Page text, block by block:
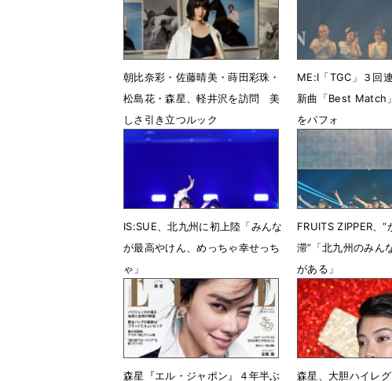
朝比奈彩・佐藤晴美・蒔田彩珠・
松島花・森星、軽井沢を訪問 美
しさ引き立つルック
5月28日 07時42分
ME:I「TGC」３回
新曲「Best Match
をパフォ
3月15日 13時18分
IS:SUE、北九州に初上陸「みんな
が最高やけん、めっちゃ幸せっち
ゃ」
10月13日 00時27分
FRUITS ZIPPER、
滞”「北九州のみん
がある」
10月12日 19時54分
森星『エル・ジャポン』４年半ぶ 森星、大胆ハイレ